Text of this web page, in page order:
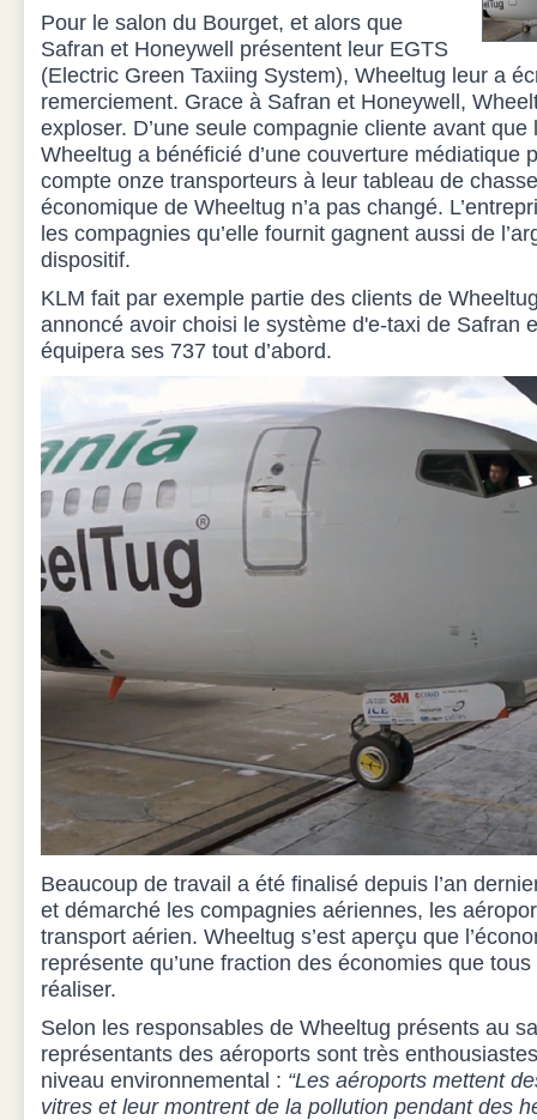
Pour le salon du Bourget, et alors que
Safran et Honeywell présentent leur EGTS
(Electric Green Taxiing System), Wheeltug leur a
remerciement. Grace à Safran et Honeywell,
exploser. D’une seule compagnie cliente avant que
Wheeltug a bénéficié d’une couverture médiatique
compte onze transporteurs à leur tableau de
économique de Wheeltug n’a pas changé.
les compagnies qu’elle fournit gagnent aussi de
dispositif.
KLM fait par exemple partie des clients de
annoncé avoir choisi le système d'e-taxi de Safran
équipera ses 737 tout d’abord.
Beaucoup de travail a été finalisé depuis l’an
et démarché les compagnies aériennes, les
transport aérien. Wheeltug s’est aperçu que
représente qu’une fraction des économies que
réaliser.
Selon les responsables de Wheeltug présents au
représentants des aéroports sont très
niveau environnemental : “Les aéroports mettent
vitres et leur montrent de la pollution pendant des